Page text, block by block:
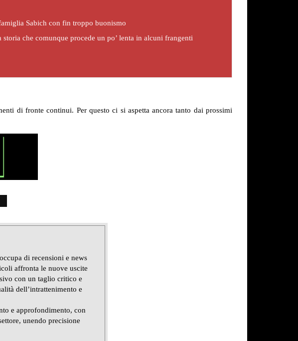
Sabich con fin troppo buonismo
storia che comunque procede un po’ lenta in alcuni frangenti
di fronte continui. Per questo ci si aspetta ancora tanto dai prossimi
di recensioni e news
affronta le nuove uscite
con un taglio critico e
dell’intrattenimento e
e approfondimento, con
unendo precisione